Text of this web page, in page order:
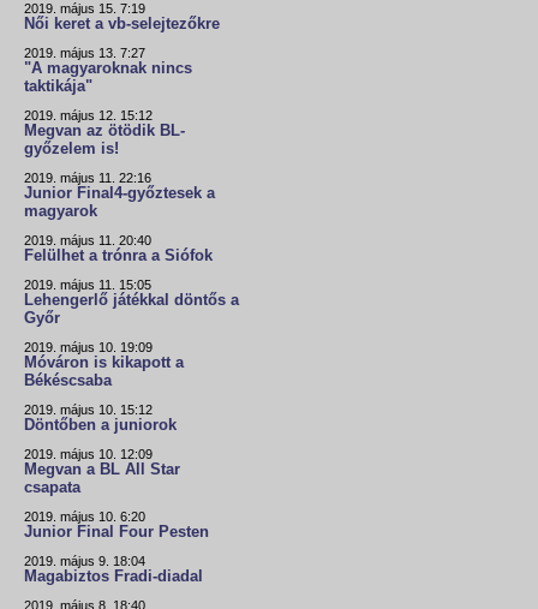
2019. május 15. 7:19
Női keret a vb-selejtezőkre
2019. május 13. 7:27
"A magyaroknak nincs
taktikája"
2019. május 12. 15:12
Megvan az ötödik BL-
győzelem is!
2019. május 11. 22:16
Junior Final4-győztesek a
magyarok
2019. május 11. 20:40
Felülhet a trónra a Siófok
2019. május 11. 15:05
Lehengerlő játékkal döntős a
Győr
2019. május 10. 19:09
Móváron is kikapott a
Békéscsaba
2019. május 10. 15:12
Döntőben a juniorok
2019. május 10. 12:09
Megvan a BL All Star
csapata
2019. május 10. 6:20
Junior Final Four Pesten
2019. május 9. 18:04
Magabiztos Fradi-diadal
2019. május 8. 18:40